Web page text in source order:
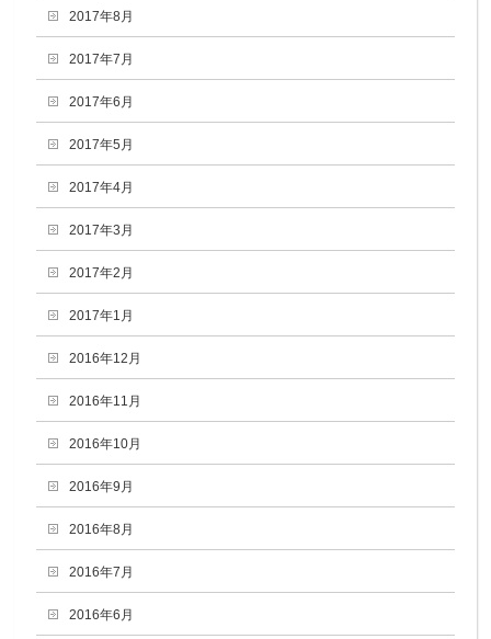
2017年8月
2017年7月
2017年6月
2017年5月
2017年4月
2017年3月
2017年2月
2017年1月
2016年12月
2016年11月
2016年10月
2016年9月
2016年8月
2016年7月
2016年6月